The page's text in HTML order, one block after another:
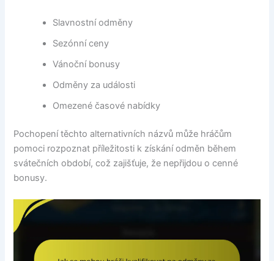
Slavnostní odměny
Sezónní ceny
Vánoční bonusy
Odměny za události
Omezené časové nabídky
Pochopení těchto alternativních názvů může hráčům
pomoci rozpoznat příležitosti k získání odměn během
svátečních období, což zajišťuje, že nepřijdou o cenné
bonusy.